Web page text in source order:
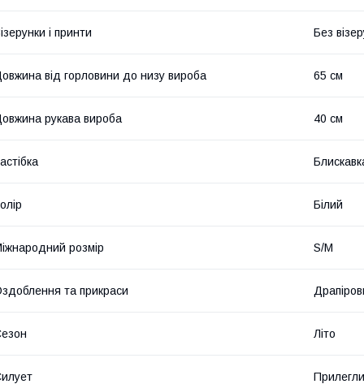
і принти Без
від горловини до низу вироба 65 см
рукава вироба 40 см
Білий
розмір S/M
та прикраси
Літо